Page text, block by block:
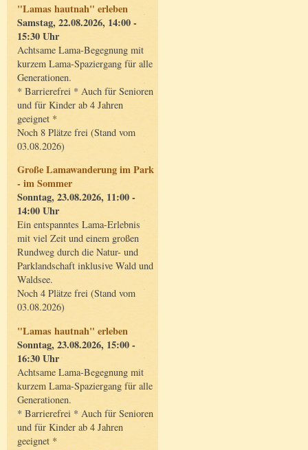
"Lamas hautnah" erleben
Samstag, 22.08.2026, 14:00 -
15:30 Uhr
Achtsame Lama-Begegnung mit
kurzem Lama-Spaziergang für alle
Generationen.
* Barrierefrei * Auch für Senioren
und für Kinder ab 4 Jahren
geeignet *
Noch 8 Plätze frei (Stand vom
03.08.2026)
Große Lamawanderung im Park
- im Sommer
Sonntag, 23.08.2026, 11:00 -
14:00 Uhr
Ein entspanntes Lama-Erlebnis
mit viel Zeit und einem großen
Rundweg durch die Natur- und
Parklandschaft inklusive Wald und
Waldsee.
Noch 4 Plätze frei (Stand vom
03.08.2026)
"Lamas hautnah" erleben
Sonntag, 23.08.2026, 15:00 -
16:30 Uhr
Achtsame Lama-Begegnung mit
kurzem Lama-Spaziergang für alle
Generationen.
* Barrierefrei * Auch für Senioren
und für Kinder ab 4 Jahren
geeignet *